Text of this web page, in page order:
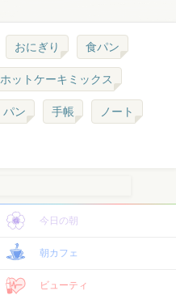
おにぎり 食パン
ホットケーキミックス
パン 手帳 ノート
今日の朝
朝カフェ
ビューティ